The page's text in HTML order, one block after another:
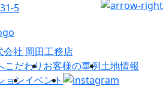
5
会社 岡田工務店
こだわり お客様の事例土地情報
ョンイベント